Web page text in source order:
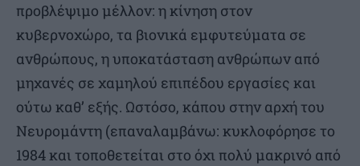
προβλέψιμο μέλλον: η κίνηση στον
κυβερνοχώρο, τα βιονικά εμφυτεύματα σε
ανθρώπους, η υποκατάσταση ανθρώπων από
μηχανές σε χαμηλού επιπέδου εργασίες και
ούτω καθ’ εξής. Ωστόσο, κάπου στην αρχή του
Νευρομάντη (επαναλαμβάνω: κυκλοφόρησε το
1984 και τοποθετείται στο όχι πολύ μακρινό από